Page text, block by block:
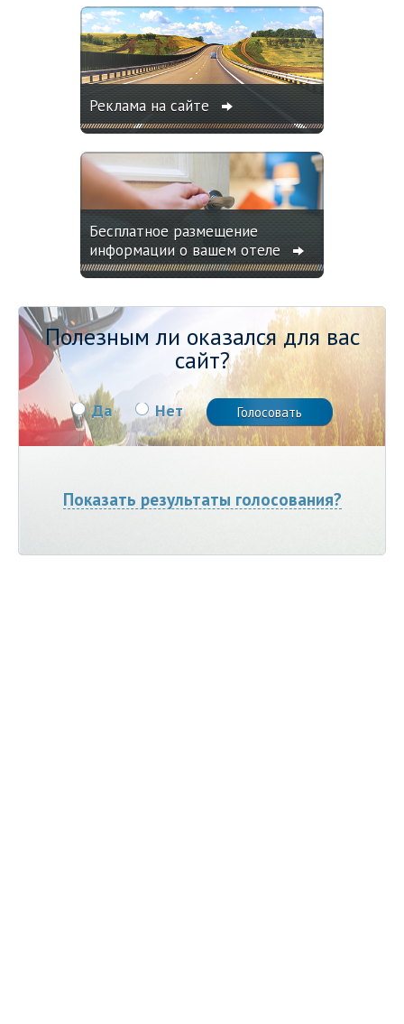
Реклама на сайте
Бесплатное размещение
информации о вашем отеле
Полезным ли оказался для вас
сайт?
Да Нет
Показать результаты голосования?